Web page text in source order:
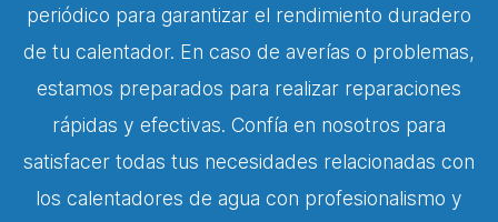
periódico para garantizar el rendimiento duradero
de tu calentador. En caso de averías o problemas,
estamos preparados para realizar reparaciones
rápidas y efectivas. Confía en nosotros para
satisfacer todas tus necesidades relacionadas con
los calentadores de agua con profesionalismo y